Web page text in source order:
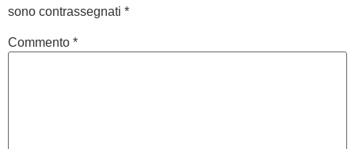
sono contrassegnati *
Commento *